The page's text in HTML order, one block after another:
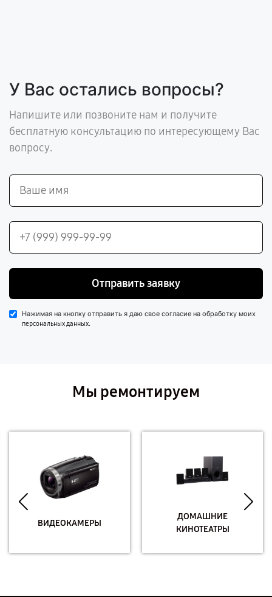
У Вас остались вопросы?
Напишите или позвоните нам и получите
бесплатную консультацию по интересующему Вас
вопросу.
Отправить заявку
Нажимая на кнопку отправить я даю свое согласие на обработку моих
персональных данных.
Мы ремонтируем
ВИДЕОКАМЕРЫ
ДОМАШНИЕ
КИНОТЕАТРЫ